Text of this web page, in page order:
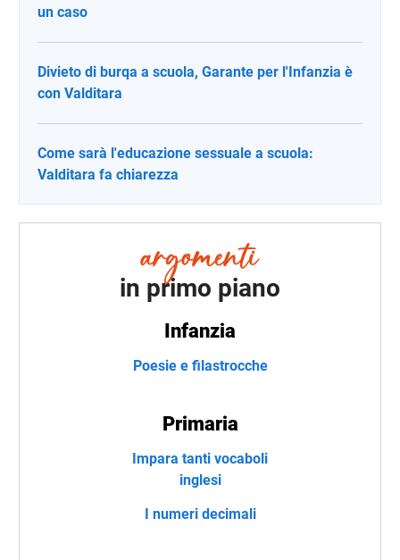
un caso
Divieto di burqa a scuola, Garante per l'Infanzia è
con Valditara
Come sarà l'educazione sessuale a scuola:
Valditara fa chiarezza
in primo piano
Infanzia
Poesie e filastrocche
Primaria
Impara tanti vocaboli
inglesi
I numeri decimali